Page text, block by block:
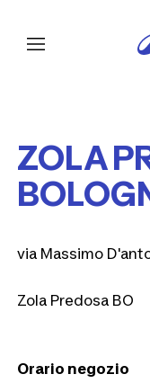
ZOLA
via Massimo
Zola Predosa BO
Orario negozio